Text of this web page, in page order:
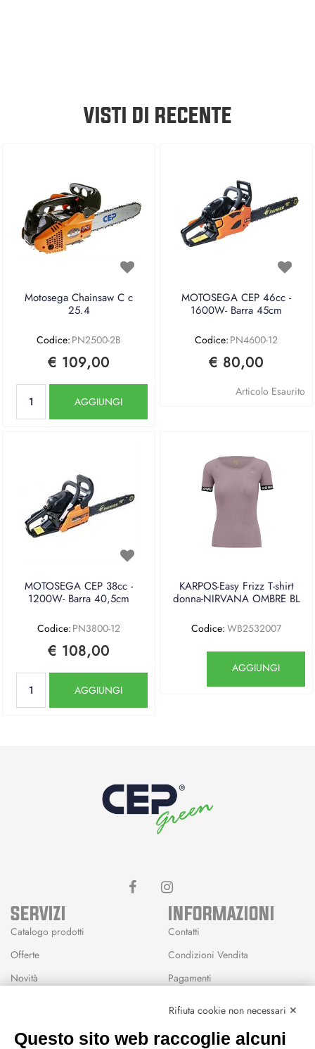
VISTI DI RECENTE
Motosega Chainsaw C c
25.4
Codice: PN2500-2B
€ 109,00
AGGIUNGI
MOTOSEGA CEP 46cc -
1600W- Barra 45cm
Codice: PN4600-12
€ 80,00
Articolo Esaurito
MOTOSEGA CEP 38cc -
1200W- Barra 40,5cm
Codice: PN3800-12
€ 108,00
AGGIUNGI
KARPOS-Easy Frizz T-shirt
donna-NIRVANA OMBRE BL
Codice: WB2532007
AGGIUNGI
SERVIZI
Catalogo prodotti
Offerte
Novità
INFORMAZIONI
Contatti
Condizioni Vendita
Pagamenti
Rifiuta cookie non necessari ✕
Questo sito web raccoglie alcuni